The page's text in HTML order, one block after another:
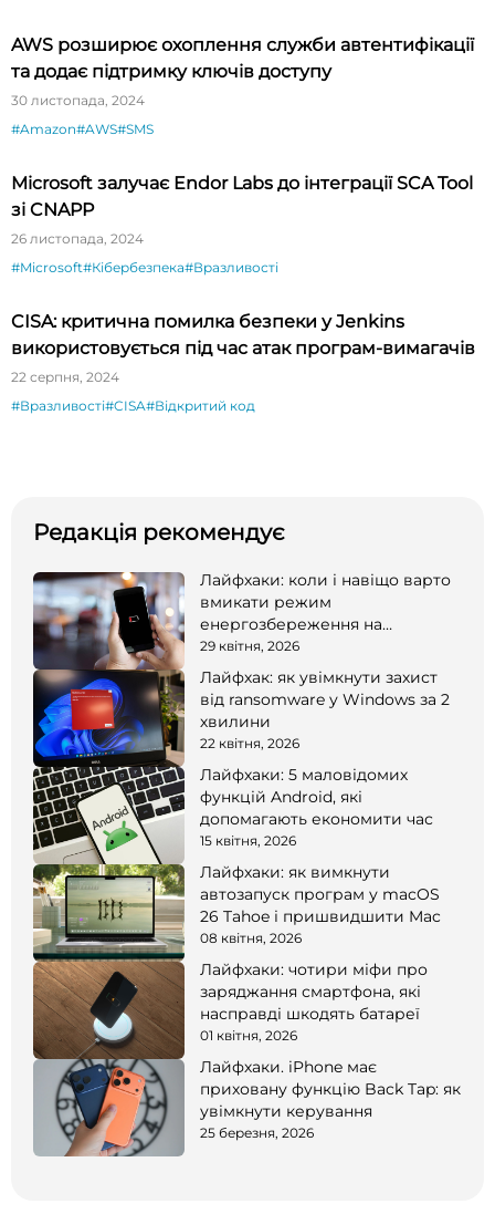
AWS розширює охоплення служби автентифікації
та додає підтримку ключів доступу
30 листопада, 2024
#Amazon#AWS#SMS
Microsoft залучає Endor Labs до інтеграції SCA Tool
зі CNAPP
26 листопада, 2024
#Microsoft#Кібербезпека#Вразливості
CISA: критична помилка безпеки у Jenkins
використовується під час атак програм-вимагачів
22 серпня, 2024
#Вразливості#CISA#Відкритий код
Редакція рекомендує
Лайфхаки: коли і навіщо варто
вмикати режим
енергозбереження на
смартфоні
29 квітня, 2026
Лайфхак: як увімкнути захист
від ransomware у Windows за 2
хвилини
22 квітня, 2026
Лайфхаки: 5 маловідомих
функцій Android, які
допомагають економити час
15 квітня, 2026
Лайфхаки: як вимкнути
автозапуск програм у macOS
26 Tahoe і пришвидшити Mac
08 квітня, 2026
Лайфхаки: чотири міфи про
заряджання смартфона, які
насправді шкодять батареї
01 квітня, 2026
Лайфхаки. iPhone має
приховану функцію Back Tap: як
увімкнути керування
25 березня, 2026